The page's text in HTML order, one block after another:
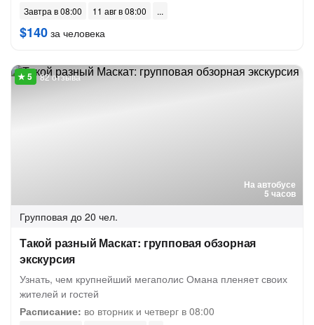
Завтра в 08:00 11 авг в 08:00
$140 за человека
На автобусе
5 часов
82 отзыва
Групповая до 20 чел.
Такой разный Маскат: групповая обзорная
экскурсия
Узнать, чем крупнейший мегаполис Омана пленяет своих
жителей и гостей
Расписание: во вторник и четверг в 08:00